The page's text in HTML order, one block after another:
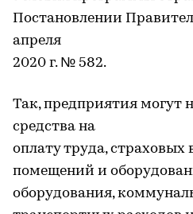
Постановлении
апреля
2020 г. № 582.
Так, предприятия могут
средства на
оплату труда, страховых
помещений и
оборудования,